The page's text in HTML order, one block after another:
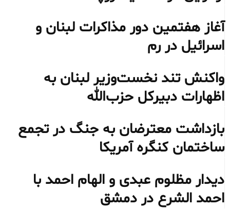
آغاز هفتمین دور مذاکرات لبنان و
اسرائیل در رم
واکنش تند نخست‌وزیر لبنان به
اظهارات دبیرکل حزب‌الله
بازداشت معترضان به جنگ در تجمع
ساختمان کنگره آمریکا
دیدار مظلوم عبدی و الهام احمد با
احمد الشرع در دمشق